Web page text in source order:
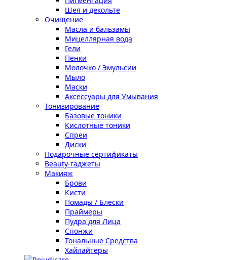
Шея и декольте
Очищение
Масла и бальзамы
Мицеллярная вода
Гели
Пенки
Молочко / Эмульсии
Мыло
Маски
Аксессуары для Умывания
Тонизирование
Базовые тоники
Кислотные тоники
Спреи
Диски
Подарочные сертификаты
Beauty-гаджеты
Макияж
Брови
Кисти
Помады / Блески
Праймеры
Пудра для Лица
Спонжи
Тональные Средства
Хайлайтеры